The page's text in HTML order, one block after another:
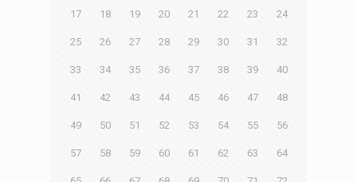
17 18 19 20 21 22 23 24
25 26 27 28 29 30 31 32
33 34 35 36 37 38 39 40
41 42 43 44 45 46 47 48
49 50 51 52 53 54 55 56
57 58 59 60 61 62 63 64